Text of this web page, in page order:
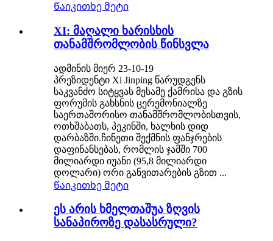
Წაიკითხე მეტი
XI: მაღალი ხარისხის
თანამშრომლობის წინსვლა
ადმინის მიერ 23-10-19
პრეზიდენტი Xi Jinping წარუდგენს
საკვანძო სიტყვას მესამე ქამრისა და გზის
ფორუმის გახსნის ცერემონიალზე
საერთაშორისო თანამშრომლობისთვის,
ოთხშაბათს, პეკინში, ხალხის დიდ
დარბაზში.ჩინეთი შექმნის ფანჯრების
დაფინანსებას, რომლის ჯამში 700
მილიარდი იუანი (95,8 მილიარდი
დოლარი) ორი განვითარების გზით ...
Წაიკითხე მეტი
ეს არის ხმელთაშუა ზღვის
სანაპიროზე დასასრული?